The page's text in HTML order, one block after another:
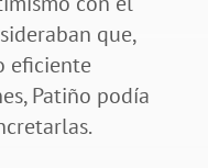
que,
eficiente
Patiño podía